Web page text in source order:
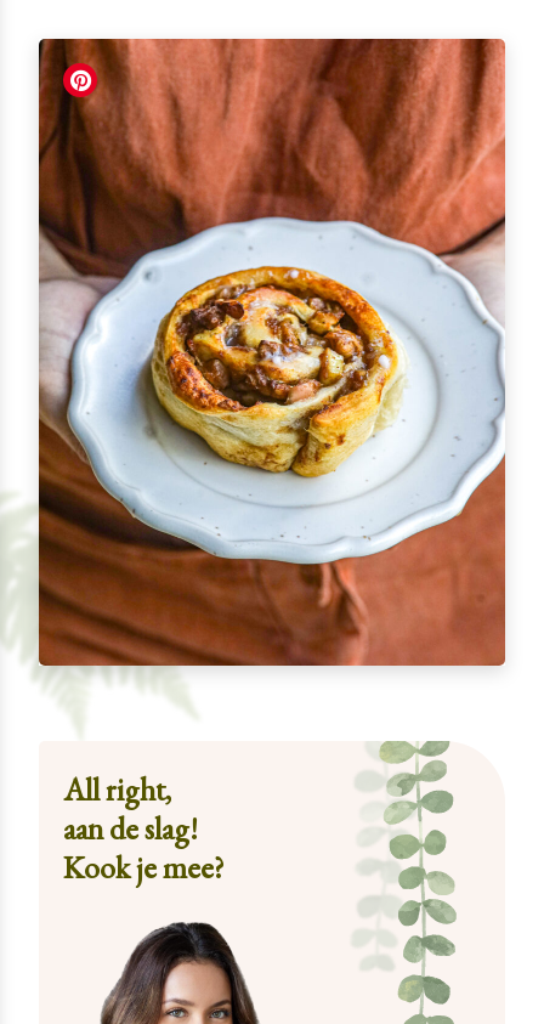
All right,
aan de slag!
Kook je mee?